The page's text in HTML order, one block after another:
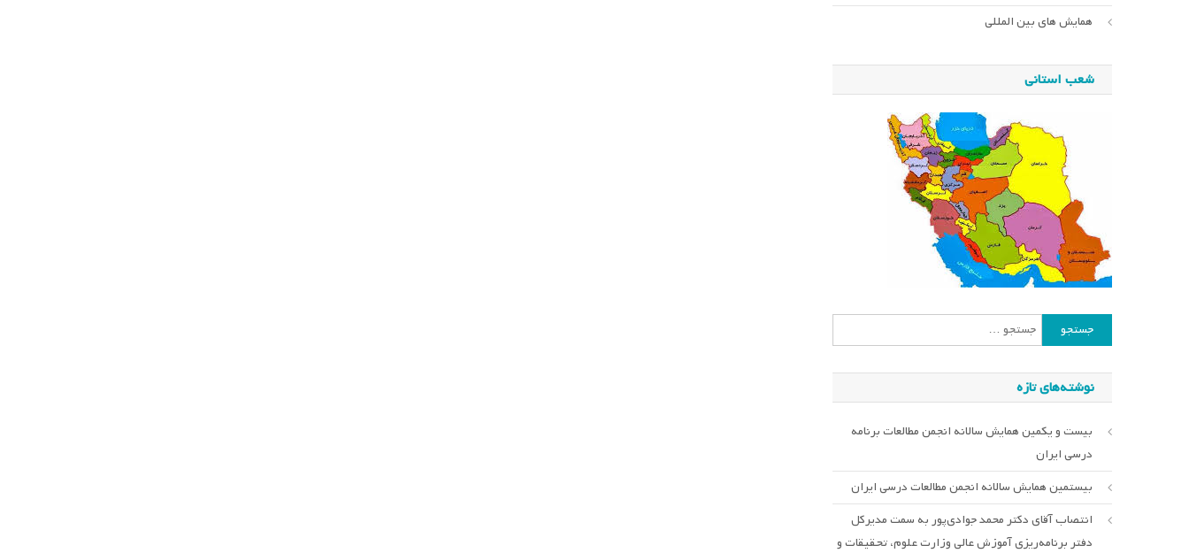
همایش های بین المللی
شعب استانی
جستجو
برای:
نوشته‌های تازه
بیست و یکمین همایش سالانه انجمن مطالعات برنامه
درسی ایران
بیستمین همایش سالانه انجمن مطالعات درسی ایران
انتصاب آقای دکتر محمد جوادی‌پور به سمت مدیرکل
دفتر برنامه‌ریزی آموزش عالی وزارت علوم، تحقیقات و